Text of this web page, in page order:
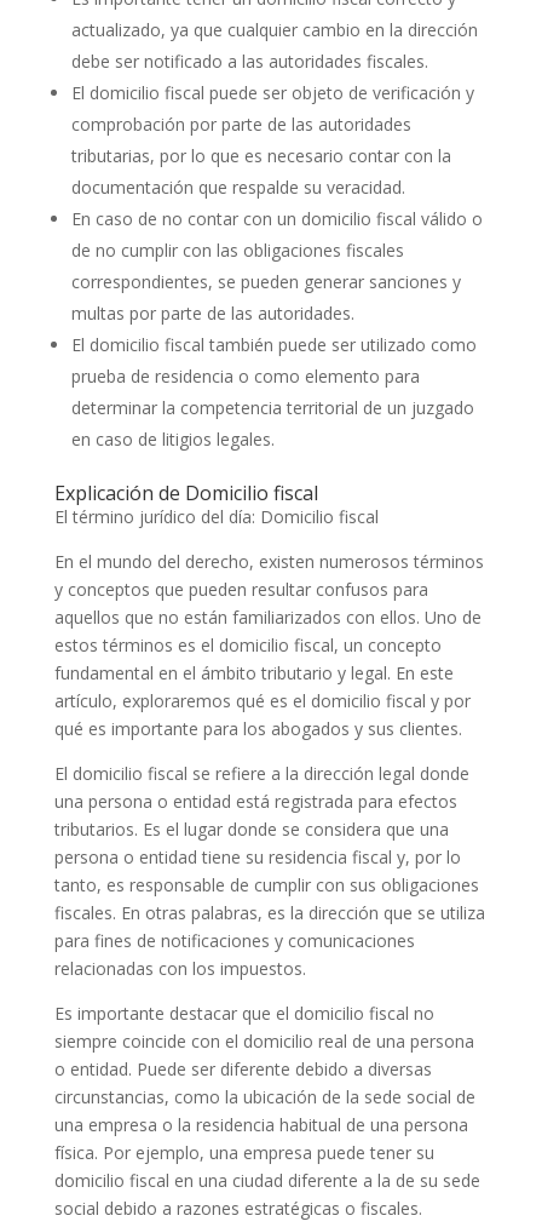
actualizado, ya que cualquier cambio en la dirección
debe ser notificado a las autoridades fiscales.
El domicilio fiscal puede ser objeto de verificación y
comprobación por parte de las autoridades
tributarias, por lo que es necesario contar con la
documentación que respalde su veracidad.
En caso de no contar con un domicilio fiscal válido o
de no cumplir con las obligaciones fiscales
correspondientes, se pueden generar sanciones y
multas por parte de las autoridades.
El domicilio fiscal también puede ser utilizado como
prueba de residencia o como elemento para
determinar la competencia territorial de un juzgado
en caso de litigios legales.
Explicación de Domicilio fiscal
El término jurídico del día: Domicilio fiscal
En el mundo del derecho, existen numerosos términos
y conceptos que pueden resultar confusos para
aquellos que no están familiarizados con ellos. Uno de
estos términos es el domicilio fiscal, un concepto
fundamental en el ámbito tributario y legal. En este
artículo, exploraremos qué es el domicilio fiscal y por
qué es importante para los abogados y sus clientes.
El domicilio fiscal se refiere a la dirección legal donde
una persona o entidad está registrada para efectos
tributarios. Es el lugar donde se considera que una
persona o entidad tiene su residencia fiscal y, por lo
tanto, es responsable de cumplir con sus obligaciones
fiscales. En otras palabras, es la dirección que se utiliza
para fines de notificaciones y comunicaciones
relacionadas con los impuestos.
Es importante destacar que el domicilio fiscal no
siempre coincide con el domicilio real de una persona
o entidad. Puede ser diferente debido a diversas
circunstancias, como la ubicación de la sede social de
una empresa o la residencia habitual de una persona
física. Por ejemplo, una empresa puede tener su
domicilio fiscal en una ciudad diferente a la de su sede
social debido a razones estratégicas o fiscales.